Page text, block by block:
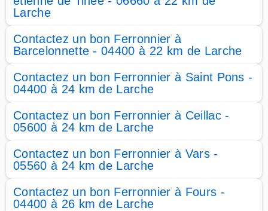
Larche
Contactez un bon Ferronnier à
Barcelonnette - 04400 à 22 km de Larche
Contactez un bon Ferronnier à Saint Pons -
04400 à 24 km de Larche
Contactez un bon Ferronnier à Ceillac -
05600 à 24 km de Larche
Contactez un bon Ferronnier à Vars -
05560 à 24 km de Larche
Contactez un bon Ferronnier à Fours -
04400 à 26 km de Larche